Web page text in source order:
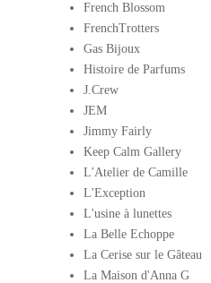
French Blossom
FrenchTrotters
Gas Bijoux
Histoire de Parfums
J.Crew
JEM
Jimmy Fairly
Keep Calm Gallery
L'Atelier de Camille
L'Exception
L'usine à lunettes
La Belle Echoppe
La Cerise sur le Gâteau
La Maison d'Anna G